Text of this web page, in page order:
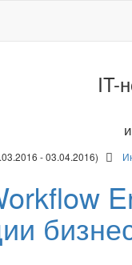
IT-
- 03.04.2016)